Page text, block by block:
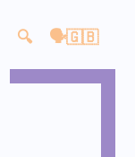
🔍 🗣🇬🇧